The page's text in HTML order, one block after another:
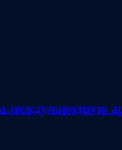
международную